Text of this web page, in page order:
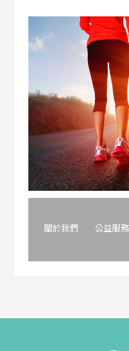
關於我們 公益服務